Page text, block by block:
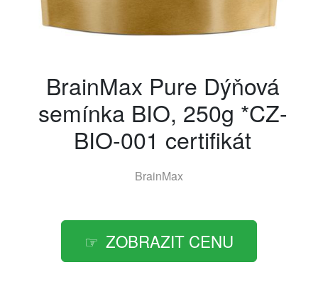
BrainMax Pure Dýňová
semínka BIO, 250g *CZ-
BIO-001 certifikát
BrainMax
ZOBRAZIT CENU